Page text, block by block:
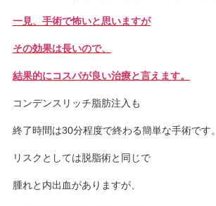
一見、手術で怖いと思いますが
その効果は長いので、
結果的にコスパが良い治療と言えます。
コンデンスリッチ脂肪注入も
終了時間は30分程度で終わる簡単な手術です。
リスクとしては脱脂術と同じで
腫れと内出血がありますが、